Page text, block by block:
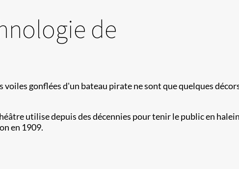
de
gonflées d'un bateau pirate ne sont que quelques
utilise depuis des décennies pour tenir le public en
en 1909.